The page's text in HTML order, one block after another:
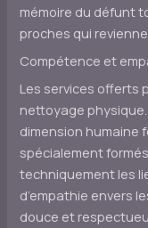
mémoire du défunt
proches qui
Compétence et
Les services offerts
nettoyage
dimension humaine
spécialement
techniquement les
d’empathie envers
douce et